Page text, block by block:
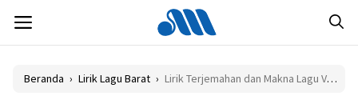
isi
MENU
Beranda › Lirik Lagu Barat › Lirik Terjemahan dan Makna Lagu VOID dari Melanie Martinez